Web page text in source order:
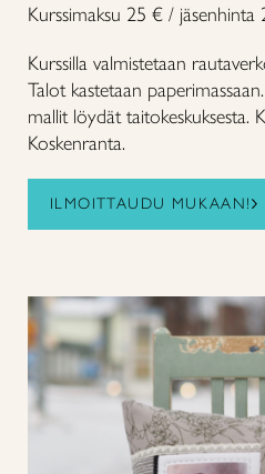
Kurssimaksu 25 € /
Kurssilla valmistetaan
Talot kastetaan
mallit löydät taitokeskuksesta.
Koskenranta.
ILMOITTAUDU MUKAAN!